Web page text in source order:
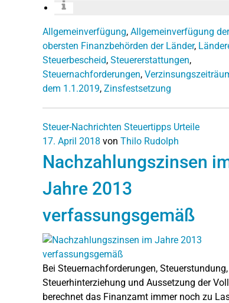
Allgemeinverfügung, Allgemeinverfügung der
obersten Finanzbehörden der Länder,
Steuerbescheid, Steuererstattungen,
Steuernachforderungen,
dem 1.1.2019, Zinsfestsetzung
Steuer-Nachrichten Steuertipps Urteile
17. April 2018 von Thilo Rudolph
Nachzahlungszinsen
Jahre 2013
verfassungsgemäß
Bei Steuernachforderungen, Steuerstundung,
Steuerhinterziehung und Aussetzung der
berechnet das Finanzamt immer noch zu